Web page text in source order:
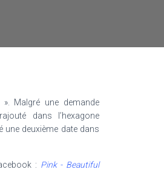
Malgré une demande
dans l’hexagone
deuxième date dans
: Pink - Beautiful